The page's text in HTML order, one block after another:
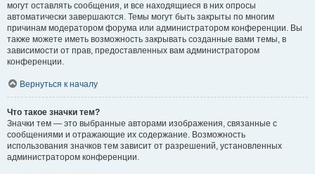
могут оставлять сообщения, и все находящиеся в них опросы
автоматически завершаются. Темы могут быть закрыты по многим
причинам модератором форума или администратором конференции. Вы
также можете иметь возможность закрывать созданные вами темы, в
зависимости от прав, предоставленных вам администратором
конференции.
Вернуться к началу
Что такое значки тем?
Значки тем — это выбранные авторами изображения, связанные с
сообщениями и отражающие их содержание. Возможность
использования значков тем зависит от разрешений, установленных
администратором конференции.